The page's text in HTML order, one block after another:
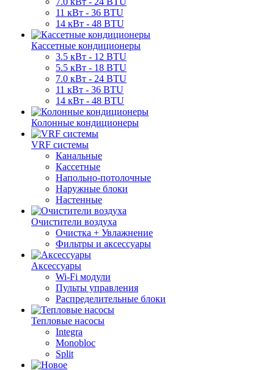
11 кВт - 36 BTU
14 кВт - 48 BTU
Кассетные кондиционеры
3.5 кВт - 12 BTU
5.5 кВт - 18 BTU
7.0 кВт - 24 BTU
11 кВт - 36 BTU
14 кВт - 48 BTU
Колонные кондиционеры
VRF системы
Канальные
Кассетные
Напольно-потолочные
Наружные блоки
Настенные
Очистители воздуха
Очистка + Увлажнение
Фильтры и аксессуары
Аксессуары
Wi-Fi модули
Пульты управления
Распределительные блоки
Тепловые насосы
Integra
Monobloc
Split